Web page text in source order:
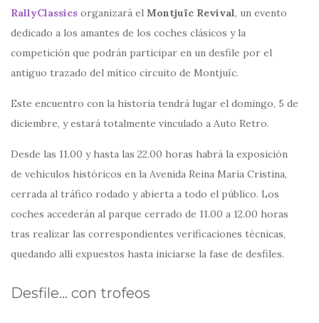
RallyClassics organizará el Montjuïc Revival, un evento
dedicado a los amantes de los coches clásicos y la
competición que podrán participar en un desfile por el
antiguo trazado del mítico circuito de Montjuïc.
Este encuentro con la historia tendrá lugar el domingo, 5 de
diciembre, y estará totalmente vinculado a Auto Retro.
Desde las 11.00 y hasta las 22.00 horas habrá la exposición
de vehículos históricos en la Avenida Reina María Cristina,
cerrada al tráfico rodado y abierta a todo el público. Los
coches accederán al parque cerrado de 11.00 a 12.00 horas
tras realizar las correspondientes verificaciones técnicas,
quedando allí expuestos hasta iniciarse la fase de desfiles.
Desfile… con trofeos